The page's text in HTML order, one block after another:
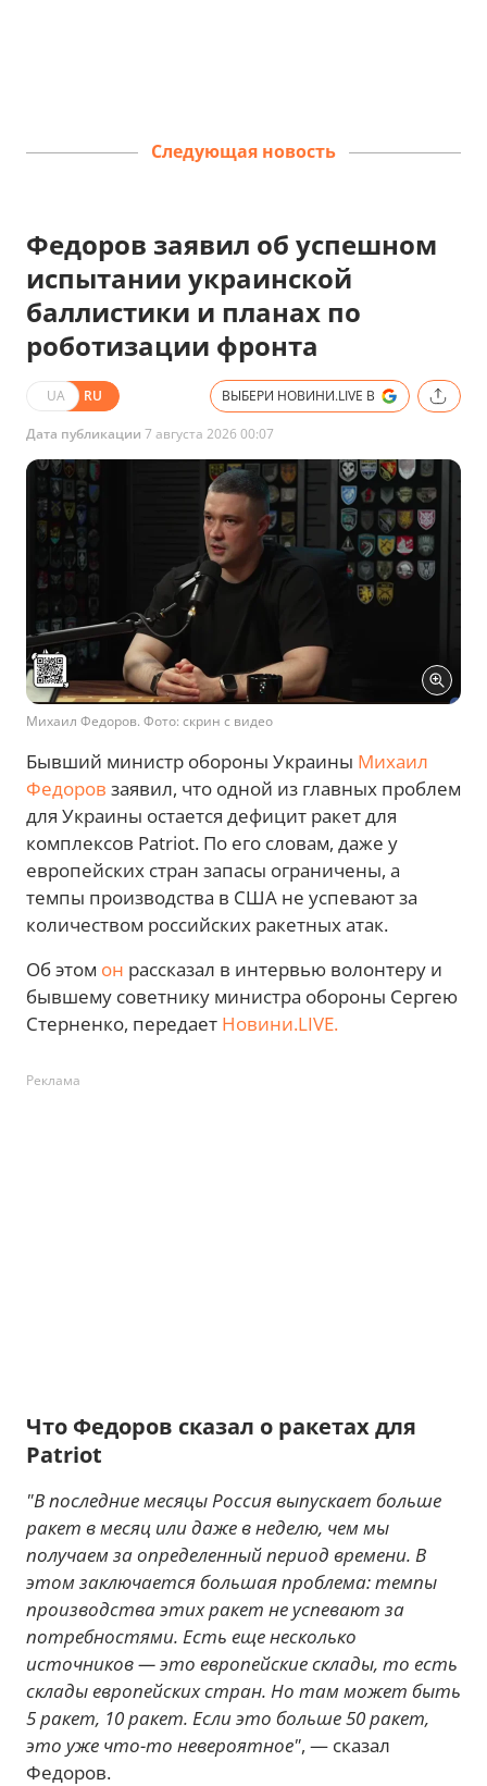
Следующая новость
Федоров заявил об успешном
испытании украинской
баллистики и планах по
роботизации фронта
UA RU ВЫБЕРИ НОВИНИ.LIVE В
Дата публикации 7 августа 2026 00:07
Михаил Федоров. Фото: скрин с видео
Бывший министр обороны Украины Михаил
Федоров заявил, что одной из главных проблем
для Украины остается дефицит ракет для
комплексов Patriot. По его словам, даже у
европейских стран запасы ограничены, а
темпы производства в США не успевают за
количеством российских ракетных атак.
Об этом он рассказал в интервью волонтеру и
бывшему советнику министра обороны Сергею
Стерненко, передает Новини.LIVE.
Реклама
Что Федоров сказал о ракетах для
Patriot
"В последние месяцы Россия выпускает больше
ракет в месяц или даже в неделю, чем мы
получаем за определенный период времени. В
этом заключается большая проблема: темпы
производства этих ракет не успевают за
потребностями. Есть еще несколько
источников — это европейские склады, то есть
склады европейских стран. Но там может быть
5 ракет, 10 ракет. Если это больше 50 ракет,
это уже что-то невероятное", — сказал
Федоров.